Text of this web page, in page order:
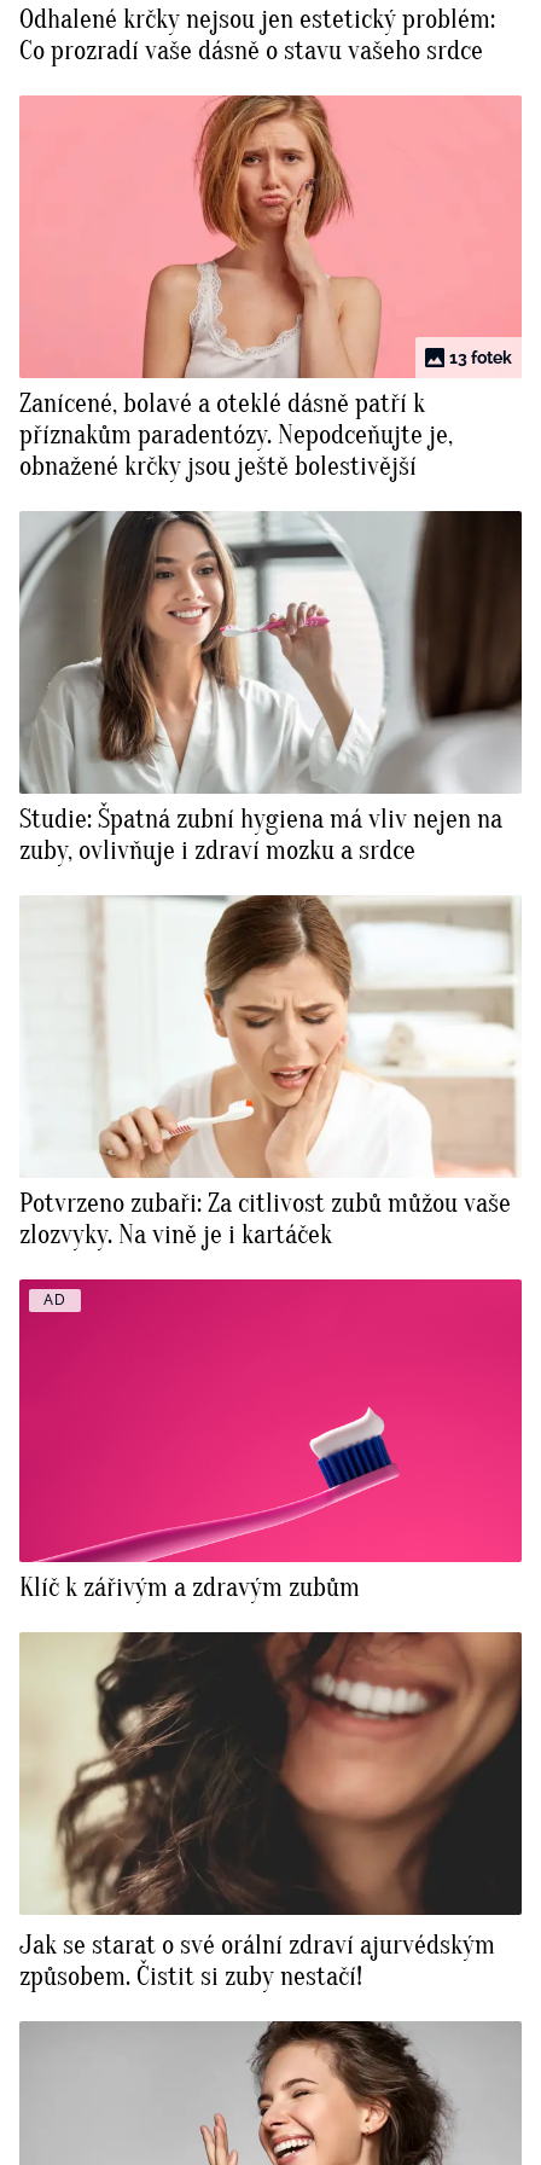
BurdaMedia
Extra
ROČNÍ PŘEDPLATNÉ SVĚT ŽENY +
SADA PRODUKTŮ MANA (10 ks)
Odhalené krčky nejsou jen estetický problém:
Co prozradí vaše dásně o stavu vašeho srdce
13 fotek
Zanícené, bolavé a oteklé dásně patří k
příznakům paradentózy. Nepodceňujte je,
obnažené krčky jsou ještě bolestivější
Studie: Špatná zubní hygiena má vliv nejen na
zuby, ovlivňuje i zdraví mozku a srdce
Potvrzeno zubaři: Za citlivost zubů můžou vaše
zlozvyky. Na vině je i kartáček
AD
Klíč k zářivým a zdravým zubům
Jak se starat o své orální zdraví ajurvédským
způsobem. Čistit si zuby nestačí!